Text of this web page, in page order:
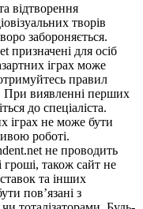
відтворення
творів
забороняється.
призначені для осіб
іграх може
правил
При виявленні перших
до спеціаліста.
іграх не може бути
роботі.
не проводить
гроші, також сайт не
та інших
пов’язані з